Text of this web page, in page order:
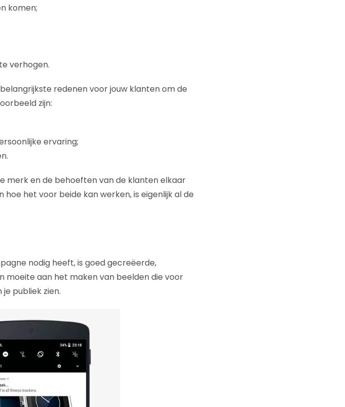
komen;
verhogen.
redenen voor jouw klanten om de
zijn:
ervaring;
merk en de behoeften van de klanten elkaar
het voor beide kan werken, is eigenlijk al de
nodig heeft, is goed gecreëerde,
moeite aan het maken van beelden die voor
publiek zien.